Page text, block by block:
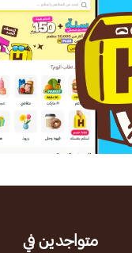
متواجدين في